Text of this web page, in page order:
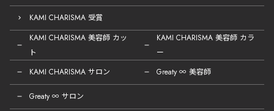
KAMI CHARISMA 受賞
KAMI CHARISMA 美容師 カッ
ト
KAMI CHARISMA 美容師 カラ
ー
KAMI CHARISMA サロン
Greaty ∞ 美容師
Greaty ∞ サロン